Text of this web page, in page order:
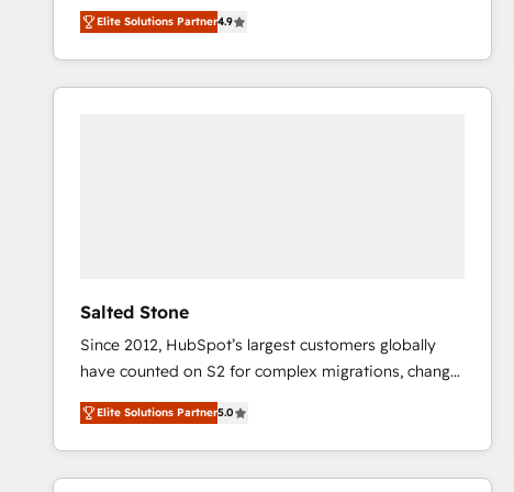
North America. Avec plus de 115 experts en
marketing automation, Growth, Revops, CRM et
webdesign. Markentive is both a consulting firm, a
digital agency and an integrator. With over 115
Elite Solutions Partner4.9
Salted Stone
Since 2012, HubSpot’s largest customers globally
have counted on S2 for complex migrations, change
management, systems integration, and creative
solutions that deliver measurable impact and
transform brand experiences As one of the few full-
service creative agencies in the HubSpot
Elite Solutions Partner5.0